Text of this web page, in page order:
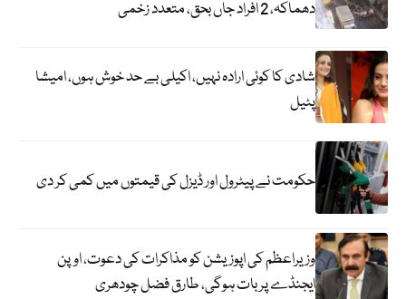
دھماکہ، 2 افراد جاں بحق، متعدد زخمی
شادی کا کوئی ارادہ نہیں، اکیلی بے حد خوش ہوں، امیشا
پٹیل
حکومت نے پیٹرول اور ڈیزل کی قیمتوں میں کمی کر دی
وزیراعظم کی اپوزیشن کو مذاکرات کی دعوت، اوپن
ایجنڈے پر بات ہوگی، طارق فضل چودھری